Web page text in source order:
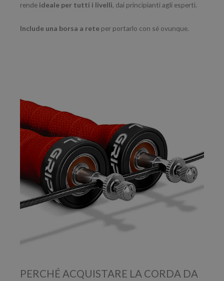
rende ideale per tutti i livelli, dai principianti agli esperti.
Include una borsa a rete per portarlo con sé ovunque.
PERCHÉ ACQUISTARE LA CORDA DA